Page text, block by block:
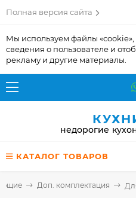
Полная версия сайта
Мы используем файлы
сведения о пользователе и
рекламу и другие материалы.
недорогие
КАТАЛОГ ТОВАРОВ
Доп. комплектация